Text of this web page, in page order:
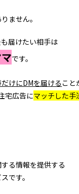
ません。
届けたい相手は
です。
けにDMを届ける こ
宅広告にマッチした手
る情報を提供する
です。